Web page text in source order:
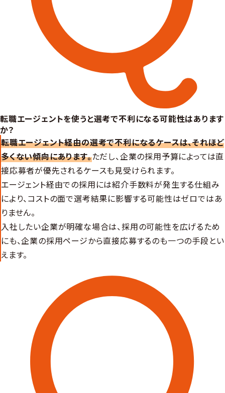
転職エージェントを使うと選考で不利になる可能性はあります
か？
転職エージェント経由の選考で不利になるケースは、それほど
多くない傾向にあります。ただし、企業の採用予算によっては直
接応募者が優先されるケースも見受けられます。
エージェント経由での採用には紹介手数料が発生する仕組み
により、コストの面で選考結果に影響する可能性はゼロではあ
りません。
入社したい企業が明確な場合は、採用の可能性を広げるため
にも、企業の採用ページから直接応募するのも一つの手段とい
えます。